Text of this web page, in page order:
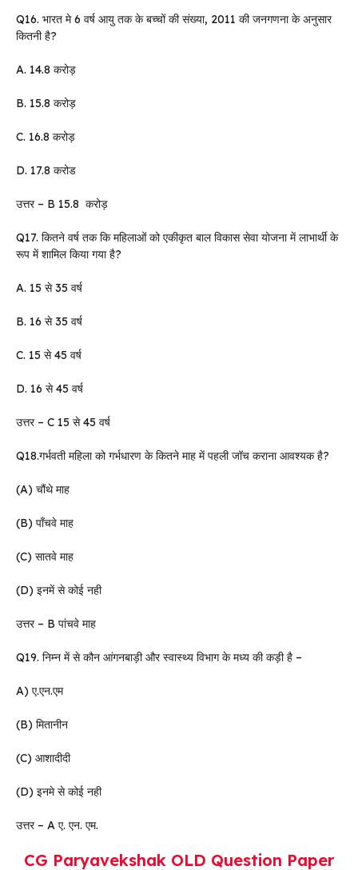
Q16. भारत मे 6 वर्ष आयु तक के बच्चों की संख्या, 2011 की जनगणना के अनुसार
कितनी है?
A. 14.8 करोड़
B. 15.8 करोड़
C. 16.8 करोड़
D. 17.8 करोड
उत्तर – B 15.8 करोड़
Q17. कितने वर्ष तक कि महिलाओं को एकीकृत बाल विकास सेवा योजना में लाभार्थी के
रूप में शामिल किया गया है?
A. 15 से 35 वर्ष
B. 16 से 35 वर्ष
C. 15 से 45 वर्ष
D. 16 से 45 वर्ष
उत्तर – C 15 से 45 वर्ष
Q18.गर्भवती महिला को गर्भधारण के कितने माह में पहली जॉच कराना आवश्यक है?
(A) चौंथे माह
(B) पाँचवे माह
(C) सातवे माह
(D) इनमें से कोई नही
उत्तर – B पांचवे माह
Q19. निम्न में से कौन आंगनबाड़ी और स्वास्थ्य विभाग के मध्य की कड़ी है –
A) ए.एन.एम
(B) मितानीन
(C) आशादीदी
(D) इनमे से कोई नही
उत्तर – A ए. एन. एम.
CG Paryavekshak OLD Question Paper